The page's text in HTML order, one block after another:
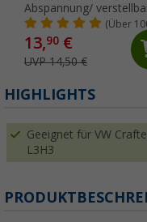
Abspannung/
Markiesenspanngurt
(Über
13,90 €
UVP 14,50 €
HIGHLIGHTS
Geeignet für VW
L3H3